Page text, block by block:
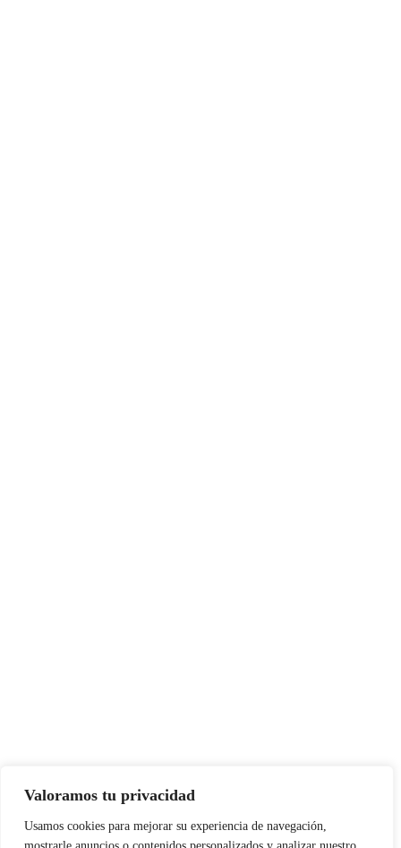
Valoramos tu privacidad
Usamos cookies para mejorar su experiencia de navegación,